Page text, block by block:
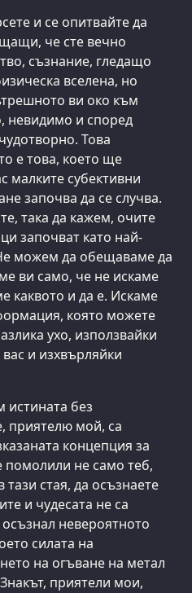
и се опитвайте да
че сте вечно
съзнание, гледащо
вселена, но
ви око към
невидимо и според
Това
е това, което ще
малките субективни
започва да се случва.
така да кажем, очите
започват като най-
можем да обещаваме да
ви само, че не искаме
каквото и да е. Искаме
която можете
ухо, използвайки
и изхвърляйки
истината без
приятелю мой, са
концепция за
не само теб,
стая, да осъзнаете
и чудесата не са
невероятното
силата на
на огъване на метал
приятели мои,